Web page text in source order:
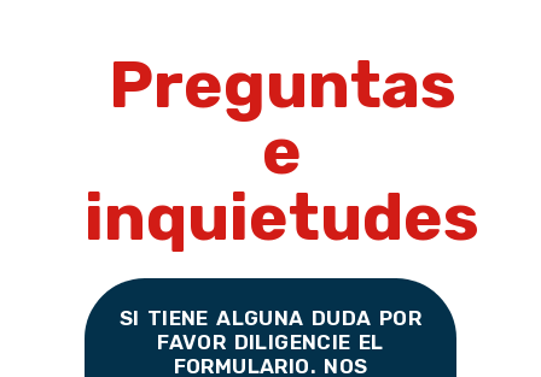
Preguntas
e
inquietudes
SI TIENE ALGUNA DUDA POR
FAVOR DILIGENCIE EL
FORMULARIO. NOS